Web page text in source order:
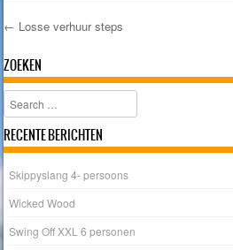
Post navigation
← Losse verhuur steps
ZOEKEN
Search
RECENTE BERICHTEN
Skippyslang 4- persoons
Wicked Wood
Swing Off XXL 6 personen